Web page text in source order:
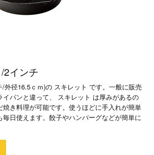
2インチ
外径16.5ｃｍ)の スキレット です。一般に販売
イパンと違って、 スキレット は厚みがあるの
き料理が可能です。使うほどに手入れが簡単
毎日使えます。餃子やハンバーグなどが簡単に